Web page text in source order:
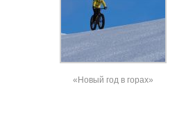
«Новый год в горах»